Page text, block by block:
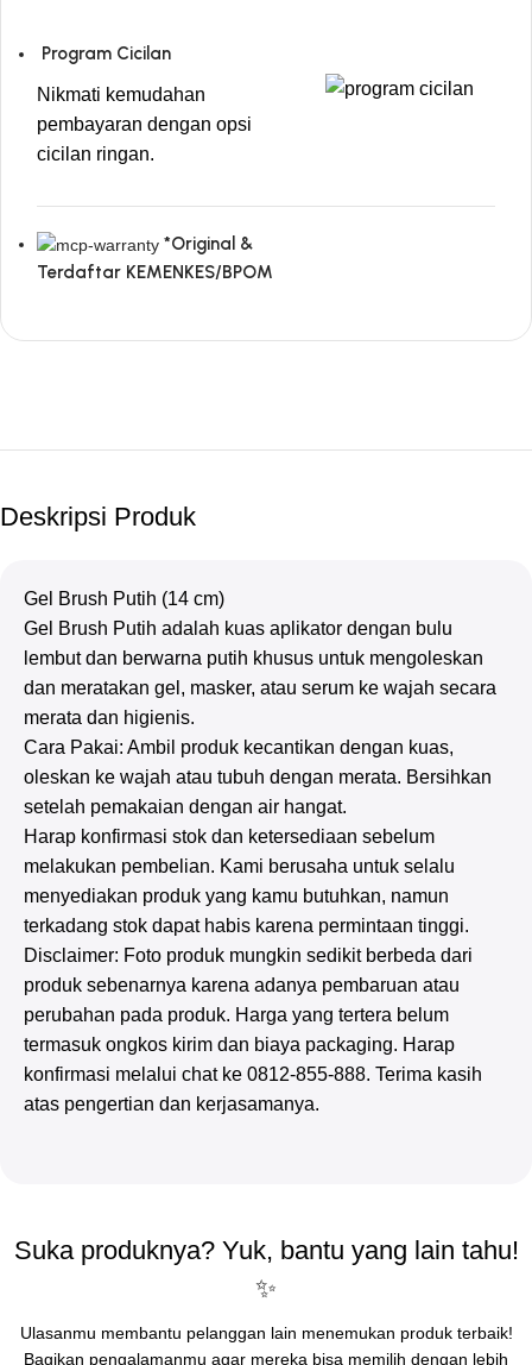
Program Cicilan
Nikmati kemudahan
pembayaran dengan opsi
cicilan ringan.
*Original &
Terdaftar KEMENKES/BPOM
Deskripsi Produk
Gel Brush Putih (14 cm)
Gel Brush Putih adalah kuas aplikator dengan bulu
lembut dan berwarna putih khusus untuk mengoleskan
dan meratakan gel, masker, atau serum ke wajah secara
merata dan higienis.
Cara Pakai: Ambil produk kecantikan dengan kuas,
oleskan ke wajah atau tubuh dengan merata. Bersihkan
setelah pemakaian dengan air hangat.
Harap konfirmasi stok dan ketersediaan sebelum
melakukan pembelian. Kami berusaha untuk selalu
menyediakan produk yang kamu butuhkan, namun
terkadang stok dapat habis karena permintaan tinggi.
Disclaimer: Foto produk mungkin sedikit berbeda dari
produk sebenarnya karena adanya pembaruan atau
perubahan pada produk. Harga yang tertera belum
termasuk ongkos kirim dan biaya packaging. Harap
konfirmasi melalui chat ke 0812-855-888. Terima kasih
atas pengertian dan kerjasamanya.
Suka produknya? Yuk, bantu yang lain tahu!
✨
Ulasanmu membantu pelanggan lain menemukan produk terbaik!
Bagikan pengalamanmu agar mereka bisa memilih dengan lebih